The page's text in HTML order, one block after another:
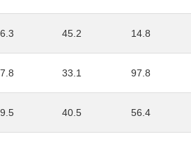
45.2 14.8
33.1 97.8
40.5 56.4